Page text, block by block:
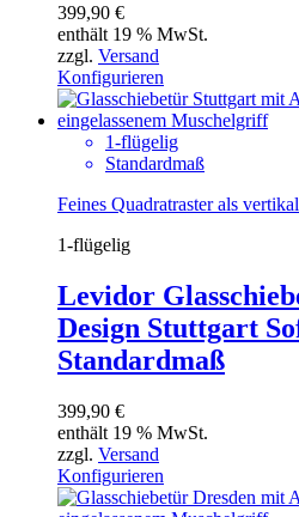
399,90 €
enthält 19 % MwSt.
zzgl. Versand
Konfigurieren
1-flügelig
Standardmaß
Feines Quadratraster als
1-flügelig
Levidor
Design Stuttgart
Standardmaß
399,90 €
enthält 19 % MwSt.
zzgl. Versand
Konfigurieren